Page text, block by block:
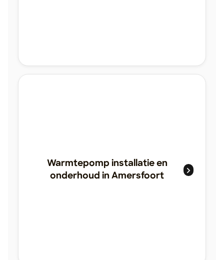
Warmtepomp installatie en
onderhoud in Amersfoort